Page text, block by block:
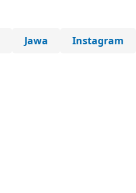
Jawa Instagram